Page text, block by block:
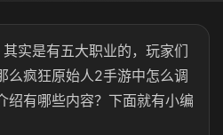
实是有五大职业的，玩家们
么疯狂原始人2手游中怎么调
绍有哪些内容？下面就有小编